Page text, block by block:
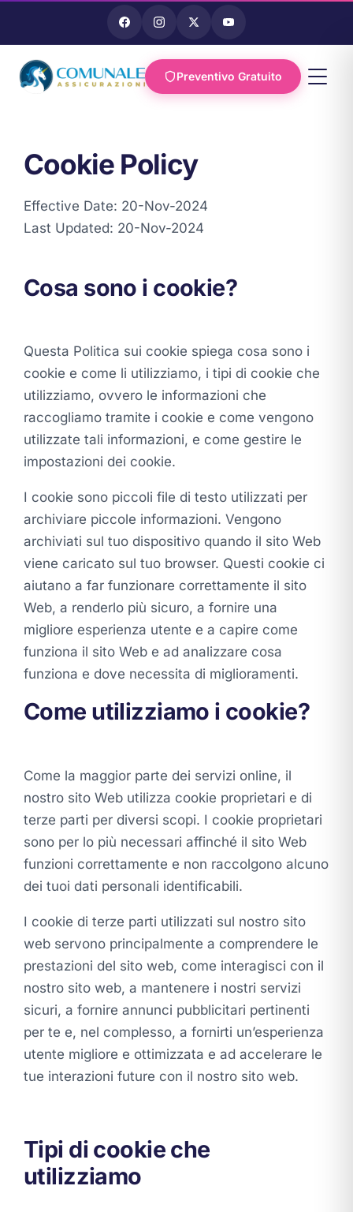
Preventivo Gratuito
Cookie Policy
Effective Date: 20-Nov-2024
Last Updated: 20-Nov-2024
Cosa sono i cookie?
Questa Politica sui cookie spiega cosa sono i
cookie e come li utilizziamo, i tipi di cookie che
utilizziamo, ovvero le informazioni che
raccogliamo tramite i cookie e come vengono
utilizzate tali informazioni, e come gestire le
impostazioni dei cookie.
I cookie sono piccoli file di testo utilizzati per
archiviare piccole informazioni. Vengono
archiviati sul tuo dispositivo quando il sito Web
viene caricato sul tuo browser. Questi cookie ci
aiutano a far funzionare correttamente il sito
Web, a renderlo più sicuro, a fornire una
migliore esperienza utente e a capire come
funziona il sito Web e ad analizzare cosa
funziona e dove necessita di miglioramenti.
Come utilizziamo i cookie?
Come la maggior parte dei servizi online, il
nostro sito Web utilizza cookie proprietari e di
terze parti per diversi scopi. I cookie proprietari
sono per lo più necessari affinché il sito Web
funzioni correttamente e non raccolgono alcuno
dei tuoi dati personali identificabili.
I cookie di terze parti utilizzati sul nostro sito
web servono principalmente a comprendere le
prestazioni del sito web, come interagisci con il
nostro sito web, a mantenere i nostri servizi
sicuri, a fornire annunci pubblicitari pertinenti
per te e, nel complesso, a fornirti un’esperienza
utente migliore e ottimizzata e ad accelerare le
tue interazioni future con il nostro sito web.
Tipi di cookie che
utilizziamo